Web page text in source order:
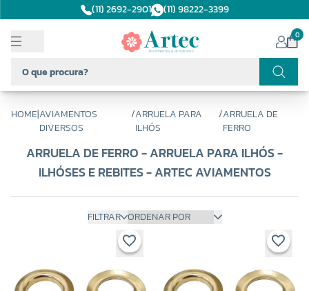
(11) 2692-2901 (11) 98222-3399
0
HOME|AVIAMENTOS
DIVERSOS
/ARRUELA PARA
ILHÓS
/ARRUELA DE
FERRO
ARRUELA DE FERRO - ARRUELA PARA ILHÓS -
ILHÓSES E REBITES - ARTEC AVIAMENTOS
FILTRAR